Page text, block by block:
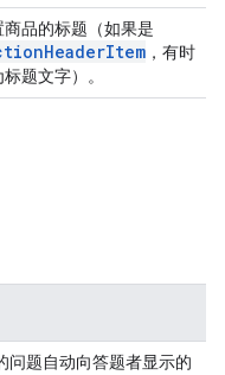
商品的标题（如果是
HeaderItem ，有时
题文字）。
问题自动向答题者显示的